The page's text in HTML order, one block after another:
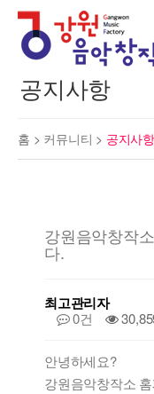
공지사항
홈 > 커뮤니티 > 공지사항
강원음악창작
다.
최고관리자
0건
안녕하세요?
강원음악창작소